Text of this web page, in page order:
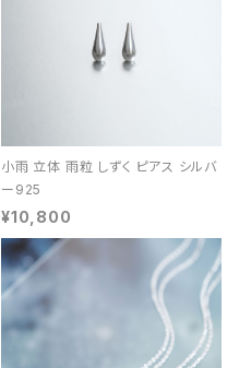
小雨 立体 雨粒 しずく ピアス シルバ
ー925
¥10,800